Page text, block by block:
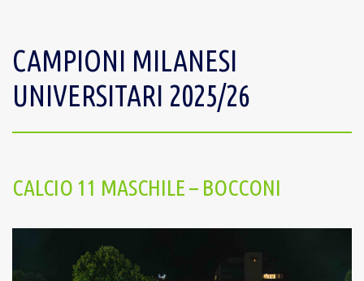
CAMPIONI MILANESI
UNIVERSITARI 2025/26
CALCIO 11 MASCHILE – BOCCONI